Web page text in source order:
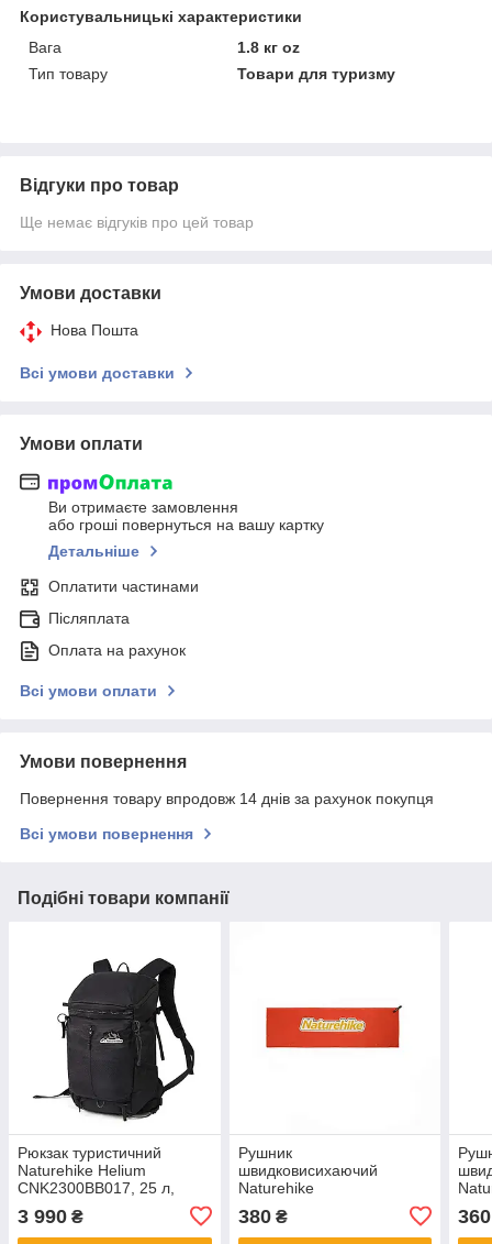
Користувальницькі характеристики
Вага
1.8 кг oz
Тип товару
Товари для туризму
Відгуки про товар
Ще немає відгуків про цей товар
Умови доставки
Нова Пошта
Всі умови доставки
Умови оплати
Ви отримаєте замовлення
або гроші повернуться на вашу картку
Детальніше
Оплатити частинами
Післяплата
Оплата на рахунок
Всі умови оплати
Умови повернення
Повернення товару впродовж 14 днів за рахунок покупця
Всі умови повернення
Подібні товари компанії
Рюкзак туристичний
Naturehike Helium
CNK2300BB017, 25 л,
3 990 ₴
Рушник
швидковисихаючий
Naturehike
CNK2300SS011, 100*30,
помаранчевий
380₴ 360